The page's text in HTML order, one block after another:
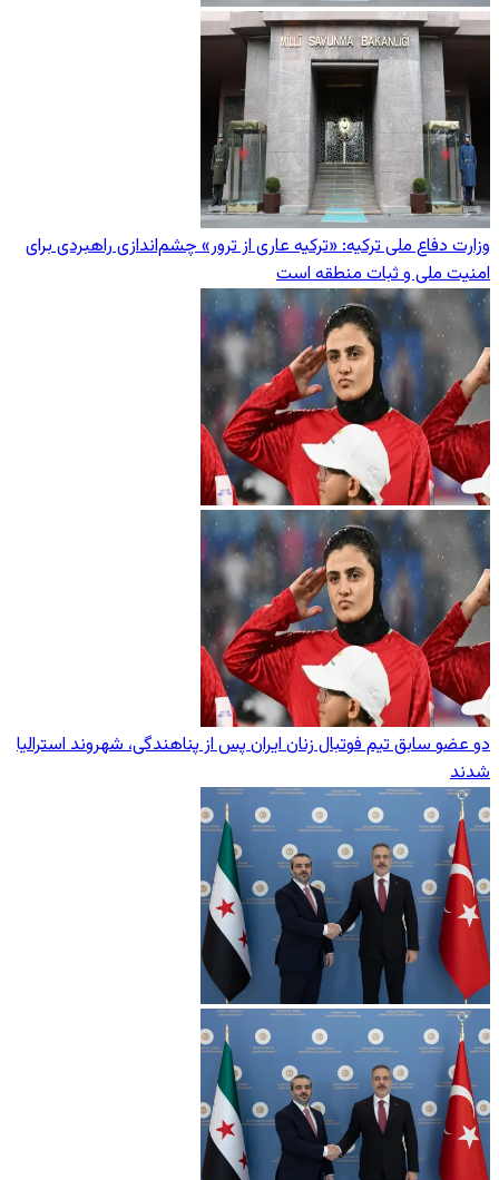
وزارت دفاع ملی ترکیه: «ترکیه عاری از ترور» چشم‌اندازی راهبردی برای
امنیت ملی و ثبات منطقه است
دو عضو سابق تیم فوتبال زنان ایران پس از پناهندگی، شهروند استرالیا
شدند